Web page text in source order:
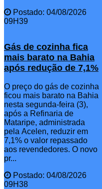
Postado: 04/08/2026
09H39
Gás de cozinha fica
mais barato na Bahia
após redução de 7,1%
O preço do gás de cozinha
ficou mais barato na Bahia
nesta segunda-feira (3),
após a Refinaria de
Mataripe, administrada
pela Acelen, reduzir em
7,1% o valor repassado
aos revendedores. O novo
pr...
Postado: 04/08/2026
09H38